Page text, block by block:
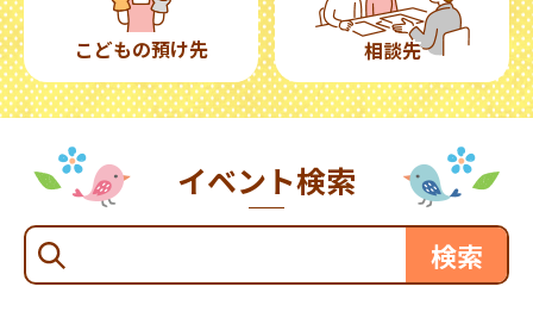
こどもの預け先 相談先
イベント検索